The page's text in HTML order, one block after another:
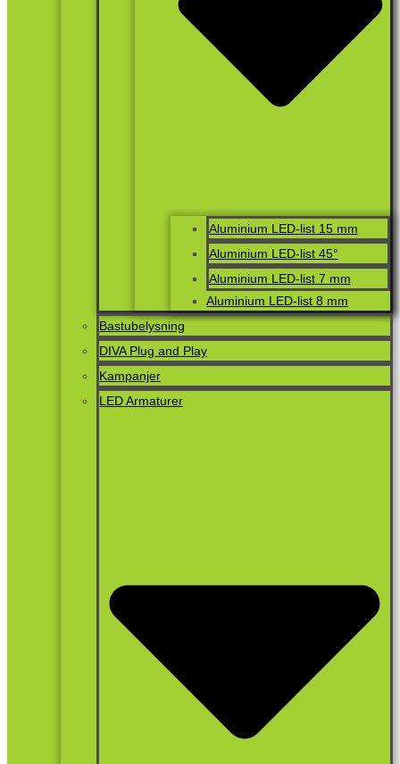
Aluminium LED-list 15 mm
Aluminium LED-list 45°
Aluminium LED-list 7 mm
Aluminium LED-list 8 mm
Bastubelysning
DIVA Plug and Play
Kampanjer
LED Armaturer